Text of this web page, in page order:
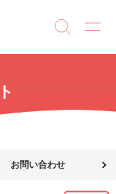
お問い合わせ